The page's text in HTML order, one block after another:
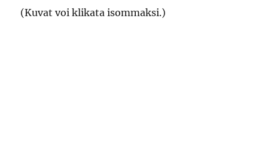
(Kuvat voi klikata isommaksi.)